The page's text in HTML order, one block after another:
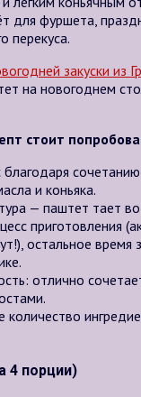
для фуршета,
перекуса.
на новогоднем
стоит
благодаря
и коньяка.
— паштет тает во
приготовления
остальное время
отлично
количество
4 порции)